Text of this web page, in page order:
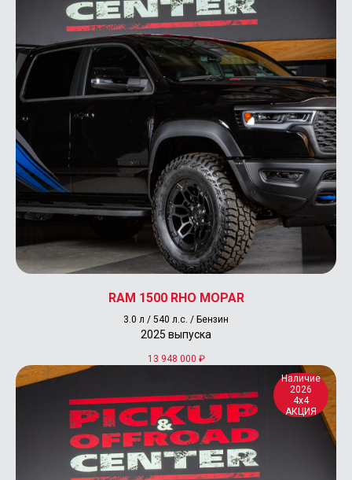
RAM 1500 RHO MOPAR
3.0 л / 540 л.с. / Бензин
2025 выпуска
13 948 000 ₽
Наличие
2026
4x4
АКЦИЯ
г. Москва, ул. Сколковское шоссе д.31, стр. 1
ТЦ «СпортХит», 1 этаж, пав. 65А (карта)
пн.-вс.: 10:00-20:00
Адрес магазина
+7 (495) 177-57-57
info@pickup-offroad-center.ru
Контакты